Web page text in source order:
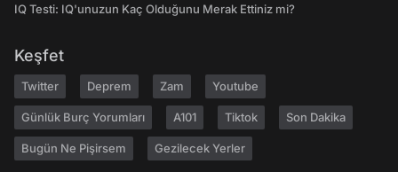
IQ Testi: IQ'unuzun Kaç Olduğunu Merak Ettiniz mi?
Keşfet
Twitter Deprem Zam Youtube
Günlük Burç Yorumları A101 Tiktok Son Dakika
Bugün Ne Pişirsem Gezilecek Yerler